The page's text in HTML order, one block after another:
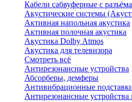
Кабели сабвуферные с
Акустические системы
Активная напольная акустика
Активная полочная акустика
Акустика Dolby Atmos
Акустика для телевизора
Смотреть всё
Антирезонансные устройства
Абсорберы, демферы
Антивибрационные
Антирезонансные